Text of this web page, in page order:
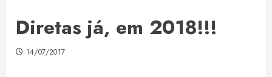
Diretas já, em 2018!!!
14/07/2017